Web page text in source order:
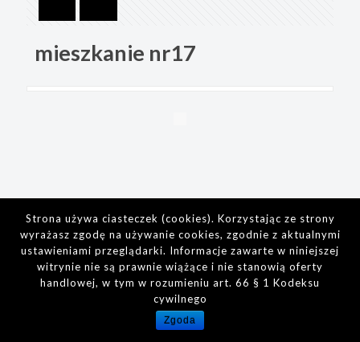
mieszkanie nr17
Strona używa ciasteczek (cookies). Korzystając ze strony
wyrażasz zgodę na używanie cookies, zgodnie z aktualnymi
ustawieniami przeglądarki. Informacje zawarte w niniejszej
witrynie nie są prawnie wiążące i nie stanowią oferty
handlowej, w tym w rozumieniu art. 66 § 1 Kodeksu
cywilnego
Zgoda